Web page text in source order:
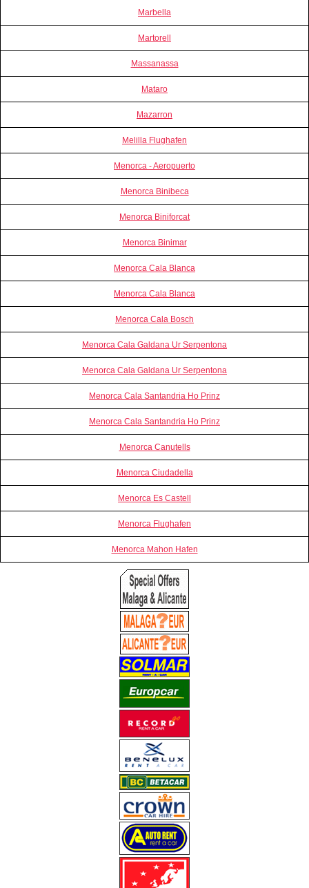
Marbella
Martorell
Massanassa
Mataro
Mazarron
Melilla Flughafen
Menorca - Aeropuerto
Menorca Binibeca
Menorca Biniforcat
Menorca Binimar
Menorca Cala Blanca
Menorca Cala Blanca
Menorca Cala Bosch
Menorca Cala Galdana Ur Serpentona
Menorca Cala Galdana Ur Serpentona
Menorca Cala Santandria Ho Prinz
Menorca Cala Santandria Ho Prinz
Menorca Canutells
Menorca Ciudadella
Menorca Es Castell
Menorca Flughafen
Menorca Mahon Hafen